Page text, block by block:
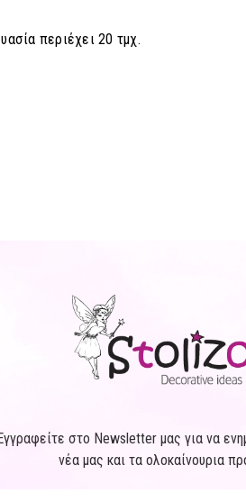
περιέχει 20 τμχ.
στο Newsletter μας για να
νέα μας και τα ολοκαίνουρια